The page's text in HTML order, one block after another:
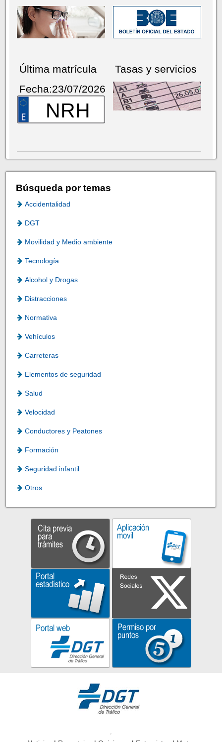
Última matrícula
Fecha:23/07/2026
NRH
Tasas y servicios
Búsqueda por temas
Accidentalidad
DGT
Movilidad y Medio ambiente
Tecnología
Alcohol y Drogas
Distracciones
Normativa
Vehículos
Carreteras
Elementos de seguridad
Salud
Velocidad
Conductores y Peatones
Formación
Seguridad infantil
Otros